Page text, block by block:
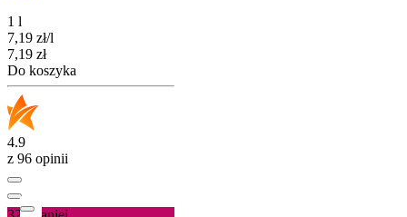
1 l
7,19 zł/l
Cena
7,19 zł
Do koszyka
4.9
z 96 opinii